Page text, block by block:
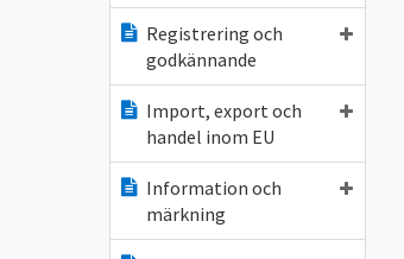
Registrering och
godkännande
Import, export och
handel inom EU
Information och
märkning